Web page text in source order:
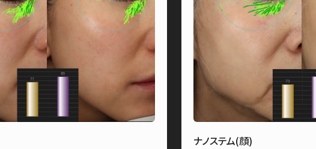
ナノステム(顔)